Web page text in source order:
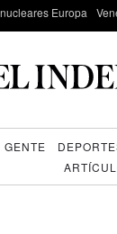
Europa
GENTE